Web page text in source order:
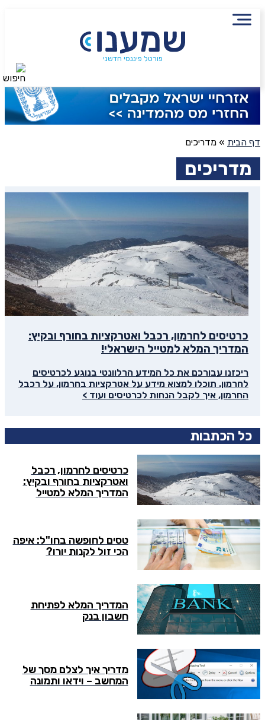
פורטל פיננסי חדשני
דף הבית » מדריכים
מדריכים
כרטיסים לחרמון, רכבל ואטרקציות בחורף ובקיץ:
המדריך המלא למטייל הישראלי!
ריכזנו עבורכם את כל המידע הרלוונטי בנוגע לכרטיסים
לחרמון. תוכלו למצוא מידע על אטרקציות בחרמון, על רכבל
החרמון, איך לקבל הנחות לכרטיסים ועוד >
כל הכתבות
כרטיסים לחרמון, רכבל
ואטרקציות בחורף ובקיץ:
המדריך המלא למטייל
טסים לחופשה בחו"ל: איפה
הכי זול לקנות יורו?
המדריך המלא לפתיחת
חשבון בנק
מדריך איך לצלם מסך של
המחשב – וידאו ותמונה
חיפוש